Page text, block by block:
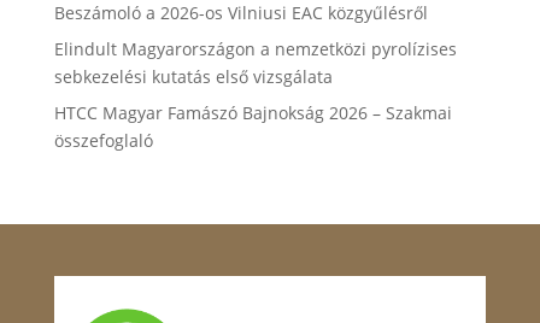
Beszámoló a 2026-os Vilniusi EAC közgyűlésről
Elindult Magyarországon a nemzetközi pyrolízises
sebkezelési kutatás első vizsgálata
HTCC Magyar Famászó Bajnokság 2026 – Szakmai
összefoglaló